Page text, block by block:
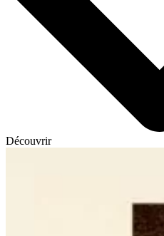
Découvrir